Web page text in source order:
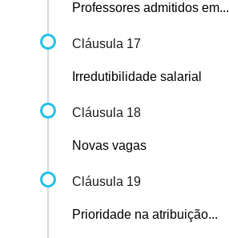
Professores admitidos em...
Cláusula 17
Irredutibilidade salarial
Cláusula 18
Novas vagas
Cláusula 19
Prioridade na atribuição...